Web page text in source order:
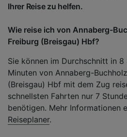
Ihrer Reise zu helfen.
Wie reise ich von Annaberg-
Freiburg (Breisgau) Hbf?
Sie können im Durchschnitt in 8
Minuten von Annaberg-
(Breisgau) Hbf mit dem Zug
schnellsten Fahrten nur 7
benötigen. Mehr Informationen
Reiseplaner.